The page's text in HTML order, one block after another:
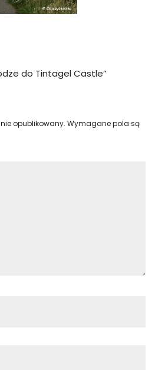
do Tintagel Castle”
opublikowany. Wymagane pola są